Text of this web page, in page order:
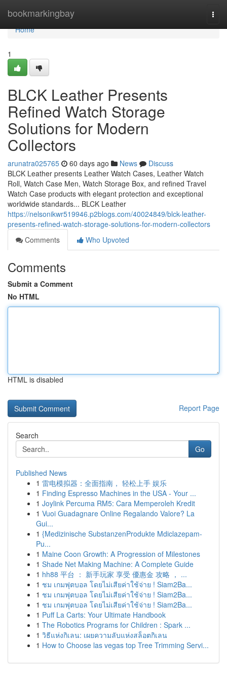
bookmarkingbay
Home
Home
1
BLCK Leather Presents
Refined Watch Storage
Solutions for Modern
Collectors
arunatra025765 60 days ago News
Discuss
BLCK Leather presents Leather Watch Cases, Leather Watch
Roll, Watch Case Men, Watch Storage Box, and refined Travel
Watch Case products with elegant protection and exceptional
worldwide standards... BLCK Leather
https://nelsonikwr519946.p2blogs.com/40024849/blck-leather-
presents-refined-watch-storage-solutions-for-modern-collectors
Comments
Who Upvoted
Comments
Submit a Comment
No HTML
HTML is disabled
Report Page
Search
Go
Published News
1 雷电模拟器：全面指南， 轻松上手 娱乐
1 Finding Espresso Machines in the USA - Your ...
1 Joylink Percuma RM5: Cara Memperoleh Kredit
1 Vuoi Guadagnare Online Regalando Valore? La
Gui...
1 {Medizinische SubstanzenProdukte Mdiclazepam-
Pu...
1 Maine Coon Growth: A Progression of Milestones
1 Shade Net Making Machine: A Complete Guide
1 hh88 平台 ： 新手玩家 享受 優惠金 攻略 ， ...
1 ชม เกมฟุตบอล โดยไม่เสียค่าใช้จ่าย ! Siam2Ba...
1 ชม เกมฟุตบอล โดยไม่เสียค่าใช้จ่าย ! Siam2Ba...
1 ชม เกมฟุตบอล โดยไม่เสียค่าใช้จ่าย ! Siam2Ba...
1 Puff La Carts: Your Ultimate Handbook
1 The Robotics Programs for Children : Spark ...
1 วิธีแห่งกิเลน: เผยความลับแห่งสล็อตกิเลน
1 How to Choose las vegas top Tree Trimming Servi...